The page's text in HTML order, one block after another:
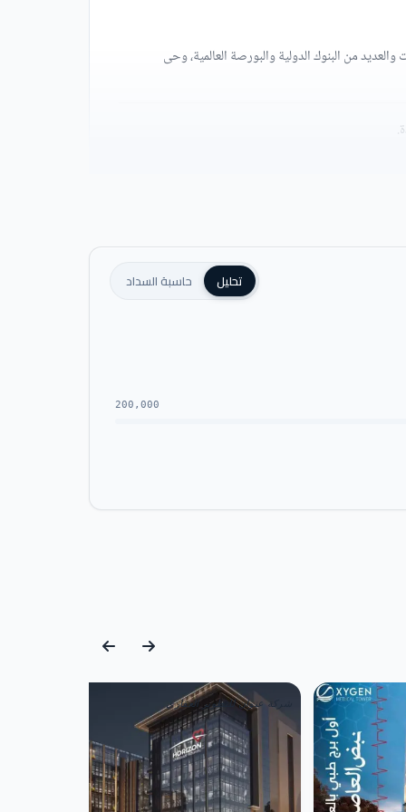
من البنوك الدولية والبورصة العالمية، وحى
الحصول على الوحدة التي تناسب احتياجاته
تحليل حاسبة السداد
200,000
شركة عنوان للتطوير العقاري